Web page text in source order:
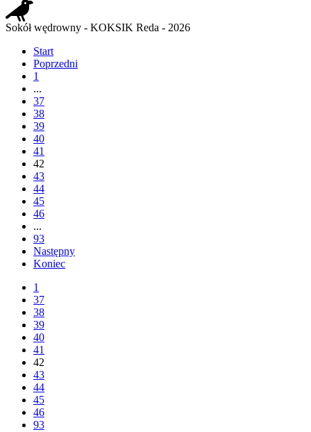
Sokół wędrowny - KOKSIK Reda - 2026
Start
Poprzedni
1
...
37
38
39
40
41
42
43
44
45
46
...
93
Następny
Koniec
1
37
38
39
40
41
42
43
44
45
46
93